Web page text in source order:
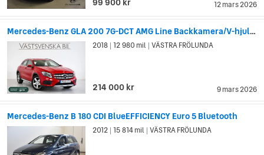
12 mars 2026
99 900 kr
Mercedes-Benz GLA 200 7G-DCT AMG Line Backkamera/V-hjul 3...
9 mars 2026
2018 12 980 mil VÄSTRA FRÖLUNDA
214 000 kr
Mercedes-Benz B 180 CDI BlueEFFICIENCY Euro 5 Bluetooth
2012 15 814 mil VÄSTRA FRÖLUNDA